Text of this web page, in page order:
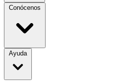
Conócenos
Ayuda